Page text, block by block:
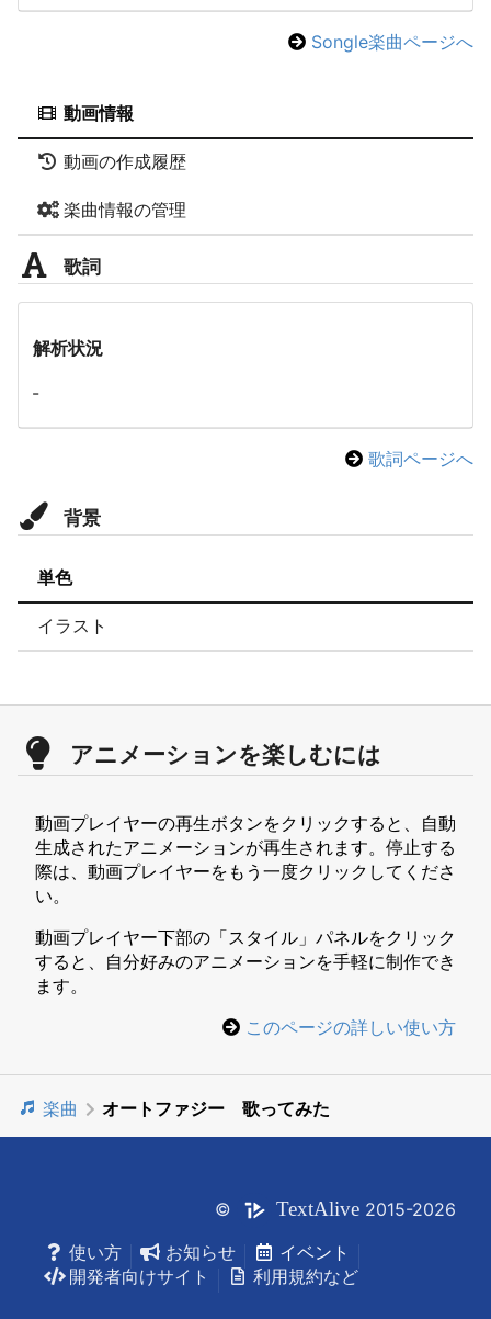
Songle楽曲ページへ
動画情報
動画の作成履歴
楽曲情報の管理
歌詞
解析状況
-
歌詞ページへ
背景
単色
イラスト
アニメーションを楽しむには
動画プレイヤーの再生ボタンをクリックすると、自動
生成されたアニメーションが再生されます。停止する
際は、動画プレイヤーをもう一度クリックしてくださ
い。
動画プレイヤー下部の「スタイル」パネルをクリック
すると、自分好みのアニメーションを手軽に制作でき
ます。
このページの詳しい使い方
楽曲 オートファジー 歌ってみた
© TextAlive 2015-2026
使い方
お知らせ
イベント
開発者向けサイト
利用規約など